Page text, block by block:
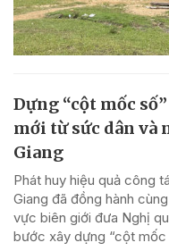
Dựng “cột mốc
mới từ sức dân và
Giang
Phát huy hiệu quả công
Giang đã đồng hành
vực biên giới đưa Nghị
bước xây dựng “cột mốc